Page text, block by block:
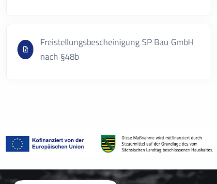
Freistellungsbescheinigung SP Bau GmbH
nach §48b